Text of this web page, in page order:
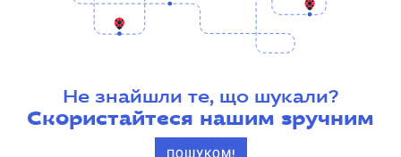
Не знайшли те, що шукали?
Скористайтеся нашим зручним
ПОШУКОМ!